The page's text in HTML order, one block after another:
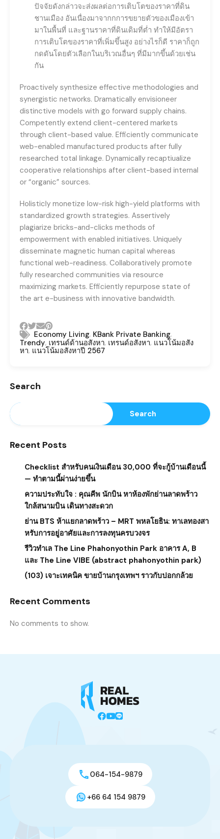
ปัจจัยดังกล่าวจะส่งผลต่อการเติบโตของราคาที่ดิน
ชานเมือง อันเนื่องมาจากกการขยายตัวของเมืองเข้า
มาในพื้นที่ และฐานราคาที่ดินเดิมที่ต่ำ ทำให้มีอัตรา
การเติบโตของราคาที่เพิ่มขึ้นสูง อย่างไรก็ดี ราคาก็ถูก
กดดันโดยตัวเลือกในบริเวณอื่นๆ ที่มีมากขึ้นด้วยเช่น
กัน
Proactively synthesize effective methodologies and
synergistic networks. Dramatically envisioneer
distinctive models with go forward supply chains.
Competently extend client-centered markets
through client-based value. Efficiently communicate
web-enabled manufactured products after fully
researched total linkage. Dynamically recaptiualize
cooperative relationships after client-based internal
or “organic” sources.
Holisticly monetize low-risk high-yield platforms with
standardized growth strategies. Assertively
plagiarize bricks-and-clicks methods of
empowerment with enabled initiatives. Uniquely
disseminate magnetic human capital whereas
functional web-readiness. Collaboratively promote
fully researched communities via resource
maximizing markets. Efficiently repurpose state of
the art e-business with innovative bandwidth.
Economy Living, KBank Private Banking,
Trendy, เทรนด์ด้านอสังหา, เทรนด์อสังหา, แนวโน้มอสัง
หา, แนวโน้มอสังหาปี 2567
Search
Search
Recent Posts
Checklist สำหรับคนเงินเดือน 30,000 ที่จะกู้บ้านเดือนนี้
— ทำตามนี้ผ่านง่ายขึ้น
ความประทับใจ : คุณคีพ นักบิน หาห้องพักย่านลาดพร้าว
ใกล้สนามบิน เดินทางสะดวก
ย่าน BTS ห้าแยกลาดพร้าว – MRT พหลโยธิน: ทาเลทองสา
หรับการอยู่อาศัยและการลงทุนครบวงจร
รีวิวทำเล The Line Phahonyothin Park อาคาร A, B
และ The Line VIBE (abstract phahonyothin park)
(103) เจาะเทคนิค ขายบ้านกรุงเทพฯ ราวกับปอกกล้วย
Recent Comments
No comments to show.
064-154-9879
+66 64 154 9879